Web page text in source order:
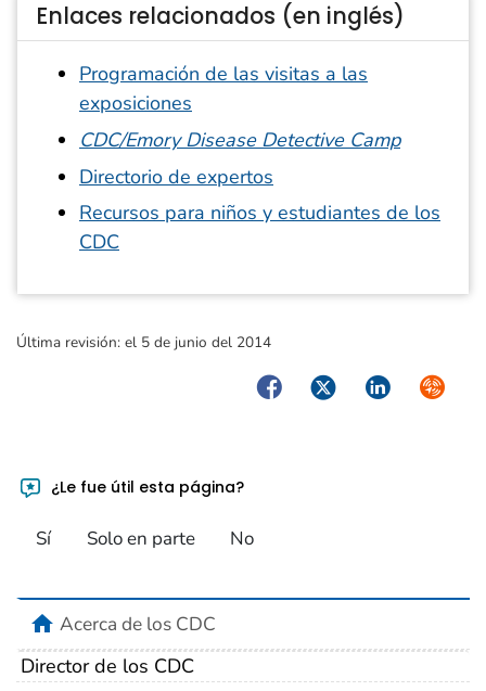
Enlaces relacionados (en inglés)
Programación de las visitas a las
exposiciones
CDC/Emory Disease Detective Camp
Directorio de expertos
Recursos para niños y estudiantes de los
CDC
Última revisión: el 5 de junio del 2014
FacebookTwitterLinkedIn
¿Le fue útil esta página?
Sí Solo en parte No
homeAcerca de los CDC
Director de los CDC